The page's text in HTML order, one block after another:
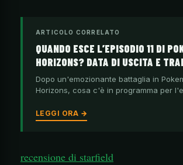
ARTICOLO CORRELATO
QUANDO ESCE L’EPISODIO 11 DI
HORIZONS? DATA DI USCITA E
Dopo un'emozionante battaglia in
Horizons, cosa c'è in programma per
LEGGI ORA →
recensione di starfield